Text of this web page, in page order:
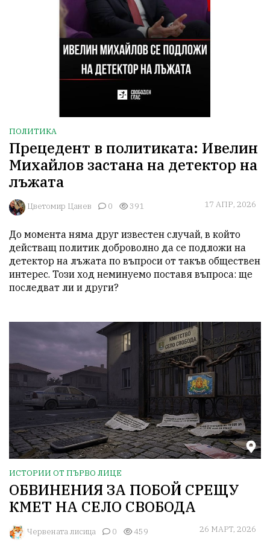
ПОЛИТИКА
Прецедент в политиката: Ивелин
Михайлов застана на детектор на
лъжата
Цветомир Цанев 0 391 17 АПР, 2026
До момента няма друг известен случай, в който
действащ политик доброволно да се подложи на
детектор на лъжата по въпроси от такъв обществен
интерес. Този ход неминуемо поставя въпроса: ще
ИСТОРИИ ОТ ПЪРВО ЛИЦЕ
ОБВИНЕНИЯ ЗА ПОБОЙ СРЕЩУ
КМЕТ НА СЕЛО СВОБОДА
Червената лисица 0 459 26 МАРТ, 2026